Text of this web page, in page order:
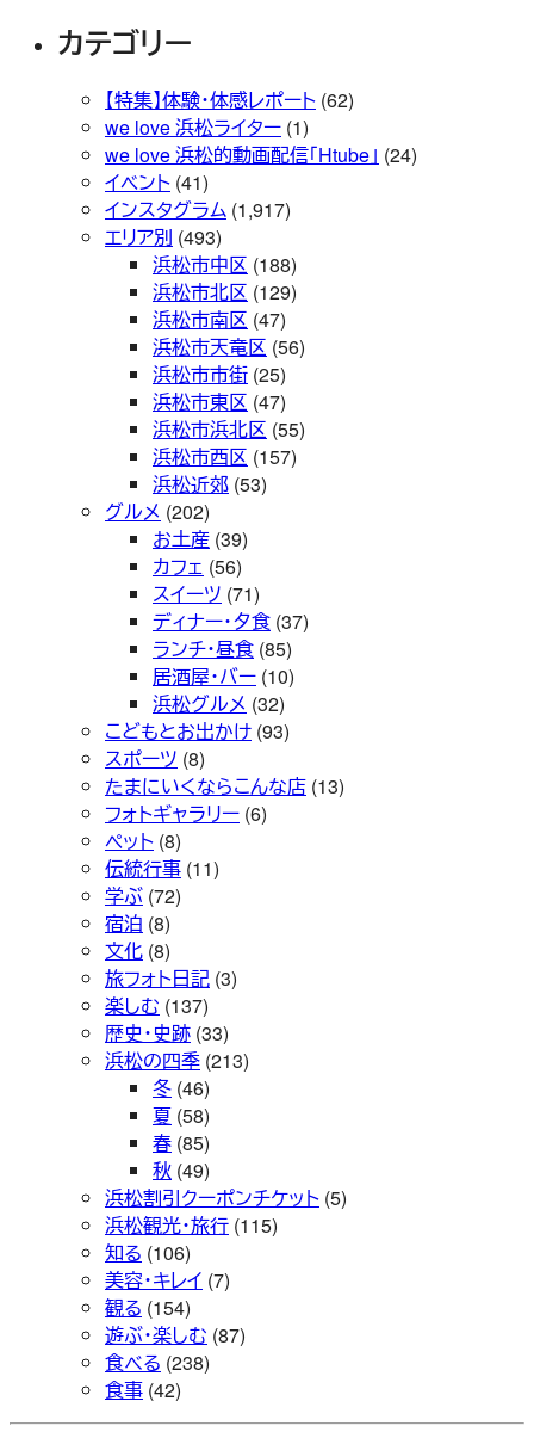
カテゴリー
【特集】体験・体感レポート (62)
we love 浜松ライター (1)
we love 浜松的動画配信「Htube」 (24)
イベント (41)
インスタグラム (1,917)
エリア別 (493)
浜松市中区 (188)
浜松市北区 (129)
浜松市南区 (47)
浜松市天竜区 (56)
浜松市市街 (25)
浜松市東区 (47)
浜松市浜北区 (55)
浜松市西区 (157)
浜松近郊 (53)
グルメ (202)
お土産 (39)
カフェ (56)
スイーツ (71)
ディナー・夕食 (37)
ランチ・昼食 (85)
居酒屋・バー (10)
浜松グルメ (32)
こどもとお出かけ (93)
スポーツ (8)
たまにいくならこんな店 (13)
フォトギャラリー (6)
ペット (8)
伝統行事 (11)
学ぶ (72)
宿泊 (8)
文化 (8)
旅フォト日記 (3)
楽しむ (137)
歴史・史跡 (33)
浜松の四季 (213)
冬 (46)
夏 (58)
春 (85)
秋 (49)
浜松割引クーポンチケット (5)
浜松観光・旅行 (115)
知る (106)
美容・キレイ (7)
観る (154)
遊ぶ・楽しむ (87)
食べる (238)
食事 (42)